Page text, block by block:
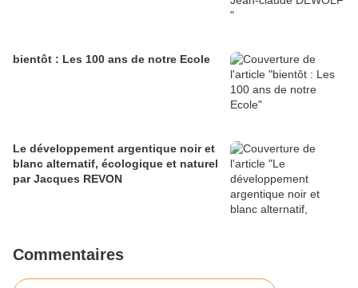
bientôt : Les 100 ans de notre Ecole
Le développement argentique noir et
blanc alternatif, écologique et naturel
par Jacques REVON
Commentaires